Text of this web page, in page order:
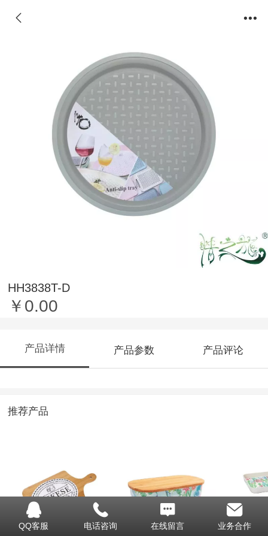
HH3838T-D
￥0.00
产品详情 产品参数 产品评论
推荐产品
HH2036A BF18106 BF17039
QQ客服 电话咨询 在线留言 业务合作